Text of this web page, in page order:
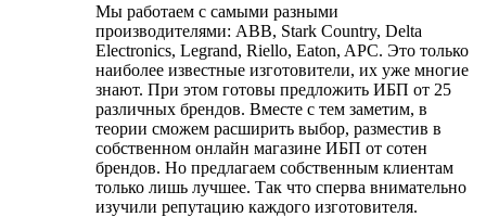
Мы работаем с самыми разными
производителями: ABB, Stark Country, Delta
Electronics, Legrand, Riello, Eaton, APC. Это только
наиболее известные изготовители, их уже многие
знают. При этом готовы предложить ИБП от 25
различных брендов. Вместе с тем заметим, в
теории сможем расширить выбор, разместив в
собственном онлайн магазине ИБП от сотен
брендов. Но предлагаем собственным клиентам
только лишь лучшее. Так что сперва внимательно
изучили репутацию каждого изготовителя.